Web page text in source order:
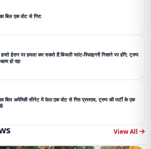
बिल एक वोट से गिरा:
ईरान पर हमला कर सकते हैं:बिजली प्लांट-रिफाइनरी निशाने पर होंगे; ट्रम्प
हो रहा
बिल अमेरिकी सीनेट में फेल:एक वोट से गिरा प्रस्ताव, ट्रम्प की पार्टी के एक
View All